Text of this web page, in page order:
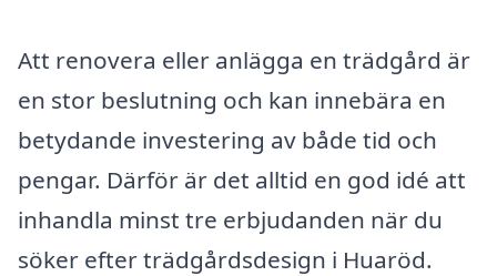
Att renovera eller anlägga en trädgård är
en stor beslutning och kan innebära en
betydande investering av både tid och
pengar. Därför är det alltid en god idé att
inhandla minst tre erbjudanden när du
söker efter trädgårdsdesign i Huaröd.